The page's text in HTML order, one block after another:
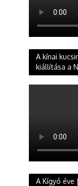
A kínai
kiállítása a
A Kígyó éve